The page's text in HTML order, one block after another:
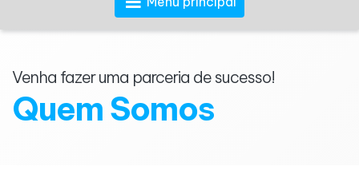
Venha fazer uma parceria de sucesso!
Quem Somos